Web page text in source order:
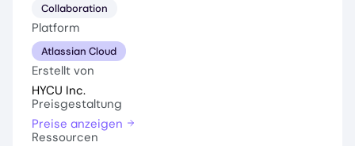
Collaboration
Platform
Atlassian Cloud
Erstellt von
HYCU Inc.
Preisgestaltung
Preise anzeigen
Ressourcen